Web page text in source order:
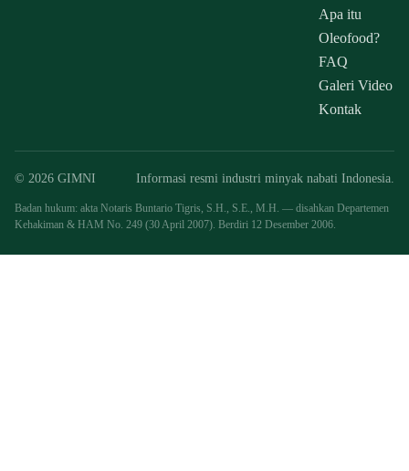
Apa itu
Oleofood?
FAQ
Galeri Video
Kontak
© 2026 GIMNI Informasi resmi industri minyak nabati Indonesia.
Badan hukum: akta Notaris Buntario Tigris, S.H., S.E., M.H. — disahkan Departemen
Kehakiman & HAM No. 249 (30 April 2007). Berdiri 12 Desember 2006.